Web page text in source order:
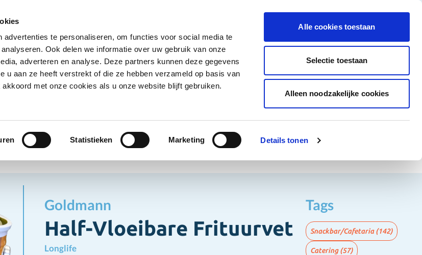
advertenties te personaliseren, om functies voor social media te
Ook delen we informatie over uw gebruik van onze
adverteren en analyse. Deze partners kunnen deze gegevens
u aan ze heeft verstrekt of die ze hebben verzameld op basis van
met onze cookies als u onze website blijft gebruiken.
Statistieken Marketing Details tonen
Alle cookies toestaan
Selectie toestaan
Alleen noodzakelijke cookies
for Droogwaren category
Show submenu for Koelproducten category
Diepvriesproducten
Show submenu for Diepvriesproducten category
Dranken
Show submenu for Dranken category
Non-Food
Alle deals
Word klant
Oliën/Vetten Half-Vloeibare Frituurvet
Goldmann
Half-Vloeibare Frituurvet
Longlife
Tags
Snackbar/Cafetaria(142)
Catering(57)